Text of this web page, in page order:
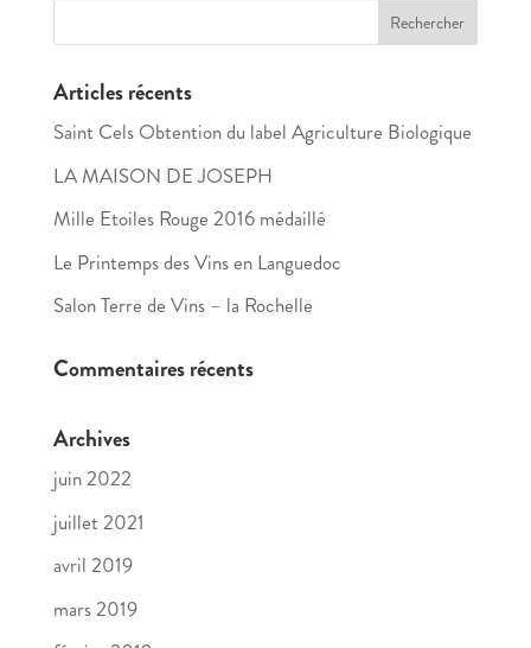
Articles récents
Saint Cels Obtention du label Agriculture Biologique
LA MAISON DE JOSEPH
Mille Etoiles Rouge 2016 médaillé
Le Printemps des Vins en Languedoc
Salon Terre de Vins – la Rochelle
Commentaires récents
Archives
juin 2022
juillet 2021
avril 2019
mars 2019